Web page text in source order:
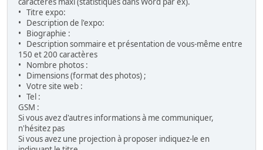
• Titre expo:
• Description de l'expo:
• Biographie :
• Description sommaire et présentation de vous-même entre
150 et 200 caractères
• Nombre photos :
• Dimensions (format des photos) ;
• Votre site web :
• Tel :
GSM :
Si vous avez d'autres informations à me communiquer,
n'hésitez pas
Si vous avez une projection à proposer indiquez-le en